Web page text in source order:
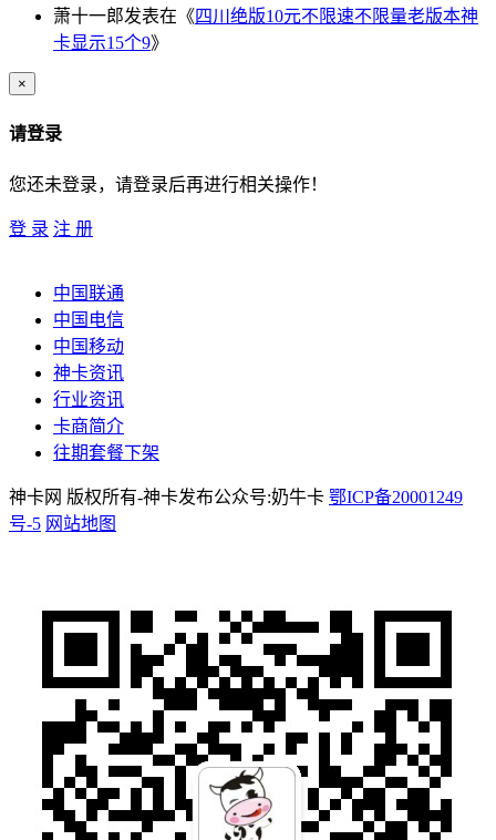
萧十一郎发表在《四川绝版10元不限速不限量老版本神
卡显示15个9》
×
请登录
您还未登录，请登录后再进行相关操作！
登 录 注 册
中国联通
中国电信
中国移动
神卡资讯
行业资讯
卡商简介
往期套餐下架
神卡网 版权所有-神卡发布公众号:奶牛卡 鄂ICP备20001249
号-5 网站地图